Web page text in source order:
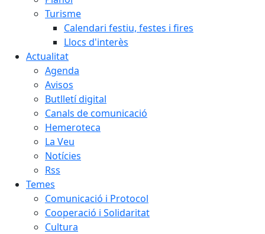
Turisme
Calendari festiu, festes i fires
Llocs d'interès
Actualitat
Agenda
Avisos
Butlletí digital
Canals de comunicació
Hemeroteca
La Veu
Notícies
Rss
Temes
Comunicació i Protocol
Cooperació i Solidaritat
Cultura